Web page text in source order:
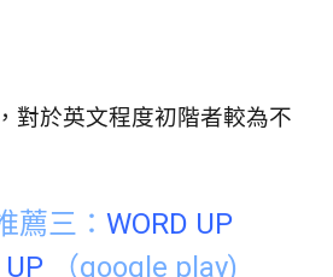
對於英文程度初階者較為不
薦三： WORD UP
（google play)